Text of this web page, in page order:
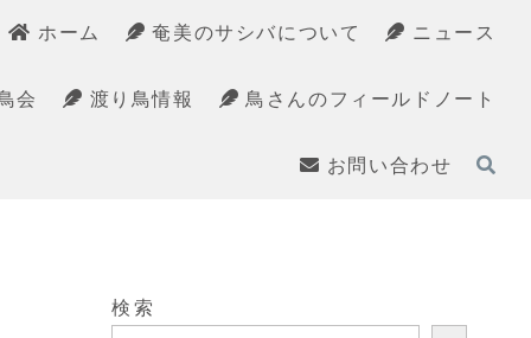
ホーム 奄美のサシバについて ニュース
会 渡り鳥情報 鳥さんのフィールドノート
お問い合わせ
検索